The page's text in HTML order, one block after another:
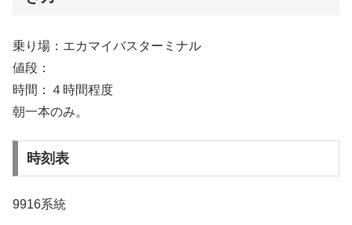
乗り場：エカマイバスターミナル
値段：
時間：４時間程度
朝一本のみ。
時刻表
9916系統